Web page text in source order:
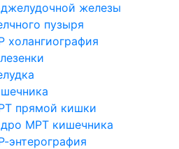
железы
пузыря
холангиография
прямой кишки
МРТ кишечника
энтерография